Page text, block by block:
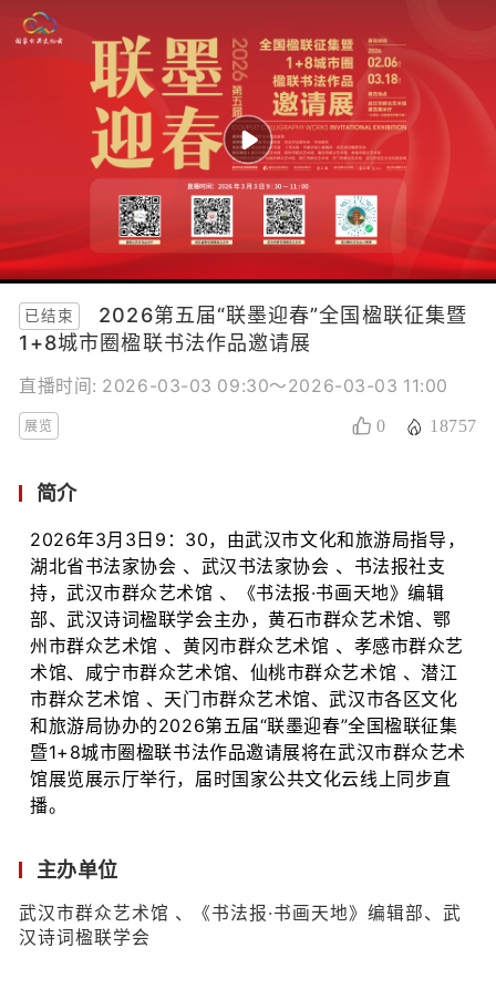
已结束
2026第五届“联墨迎春”全国楹联征集暨
1+8城市圈楹联书法作品邀请展
直播时间: 2026-03-03 09:30～2026-03-03 11:00
展览 18757
0
简介
2026年3月3日9：30，由武汉市文化和旅游局指导，
湖北省书法家协会 、武汉书法家协会 、书法报社支
持，武汉市群众艺术馆 、《书法报·书画天地》编辑
部、武汉诗词楹联学会主办，黄石市群众艺术馆、鄂
州市群众艺术馆 、黄冈市群众艺术馆 、孝感市群众艺
术馆、咸宁市群众艺术馆、仙桃市群众艺术馆 、潜江
市群众艺术馆 、天门市群众艺术馆、武汉市各区文化
和旅游局协办的2026第五届“联墨迎春”全国楹联征集
暨1+8城市圈楹联书法作品邀请展将在武汉市群众艺术
馆展览展示厅举行，届时国家公共文化云线上同步直
播。
主办单位
武汉市群众艺术馆 、《书法报·书画天地》编辑部、武
汉诗词楹联学会